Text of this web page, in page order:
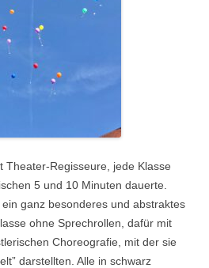
Theater-Regisseure, jede Klasse
5 und 10 Minuten dauerte.
ganz besonderes und abstraktes
ohne Sprechrollen, dafür mit
Choreografie, mit der sie
darstellten. Alle in schwarz